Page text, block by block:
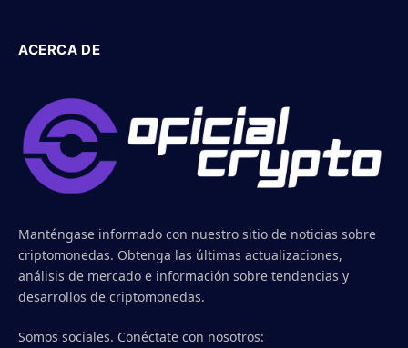
ACERCA DE
Manténgase informado con nuestro sitio de noticias sobre
criptomonedas. Obtenga las últimas actualizaciones,
análisis de mercado e información sobre tendencias y
desarrollos de criptomonedas.
Somos sociales. Conéctate con nosotros: